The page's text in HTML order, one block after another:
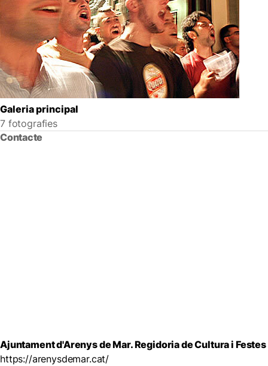
Galeria principal
7 fotografies
Contacte
Ajuntament d'Arenys de Mar. Regidoria de Cultura i Festes
https://arenysdemar.cat/